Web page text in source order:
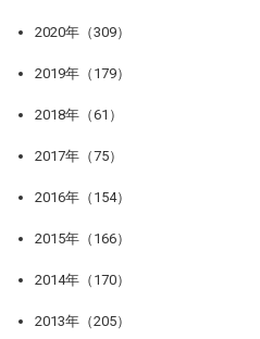
2020年（309）
2019年（179）
2018年（61）
2017年（75）
2016年（154）
2015年（166）
2014年（170）
2013年（205）